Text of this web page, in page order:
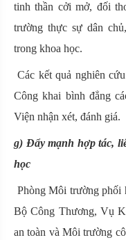
tinh thần cởi mở, đối
trường thực sự dân
trong khoa học.
Các kết quả nghiên
Công khai bình đẳng
Viện nhận xét, đánh giá.
g) Đẩy mạnh hợp tác,
học
Phòng Môi trường phối
Bộ Công Thương, Vụ
an toàn và Môi trường